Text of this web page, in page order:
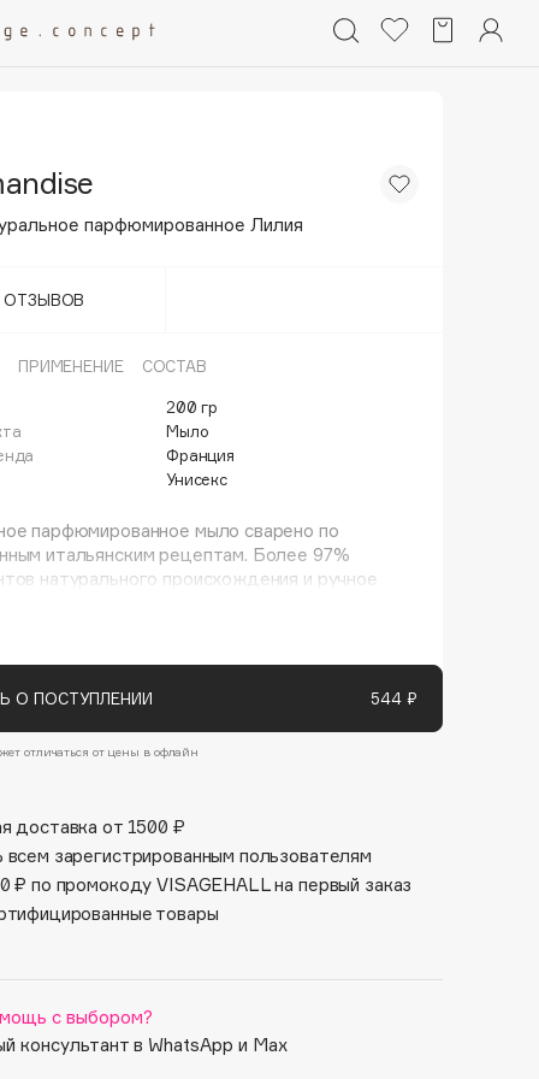
Финал лета
Парфюм для тебя
парфюмированное Лилия
ОТЗЫВОВ
ПРИМЕНЕНИЕ СОСТАВ
200 гр
Мыло
Франция
Унисекс
парфюмированное мыло сварено по
итальянским рецептам. Более 97%
натурального происхождения и ручное
О ПОСТУПЛЕНИИ 544 ₽
отличаться от цены в офлайн
доставка от 1500 ₽
всем зарегистрированным пользователям
₽ по промокоду VISAGEHALL на первый заказ
товары
с выбором?
консультант в WhatsApp и Max